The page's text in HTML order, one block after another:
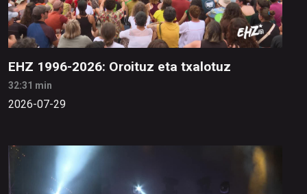
EHZ 1996-2026: Oroituz eta txalotuz
32:31 min
2026-07-29